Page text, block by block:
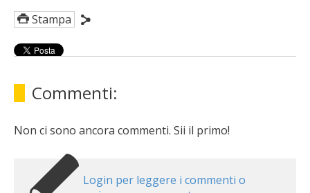
Stampa
Commenti:
Non ci sono ancora commenti. Sii il primo!
Login per leggere i commenti o